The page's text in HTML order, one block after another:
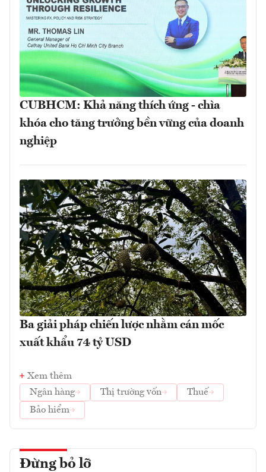
CUBHCM: Khả năng thích ứng - chìa
khóa cho tăng trưởng bền vững của doanh
nghiệp
Ba giải pháp chiến lược nhằm cán mốc
xuất khẩu 74 tỷ USD
Xem thêm
Ngân hàng
Thị trường vốn
Thuế
Bảo hiểm
Đừng bỏ lỡ